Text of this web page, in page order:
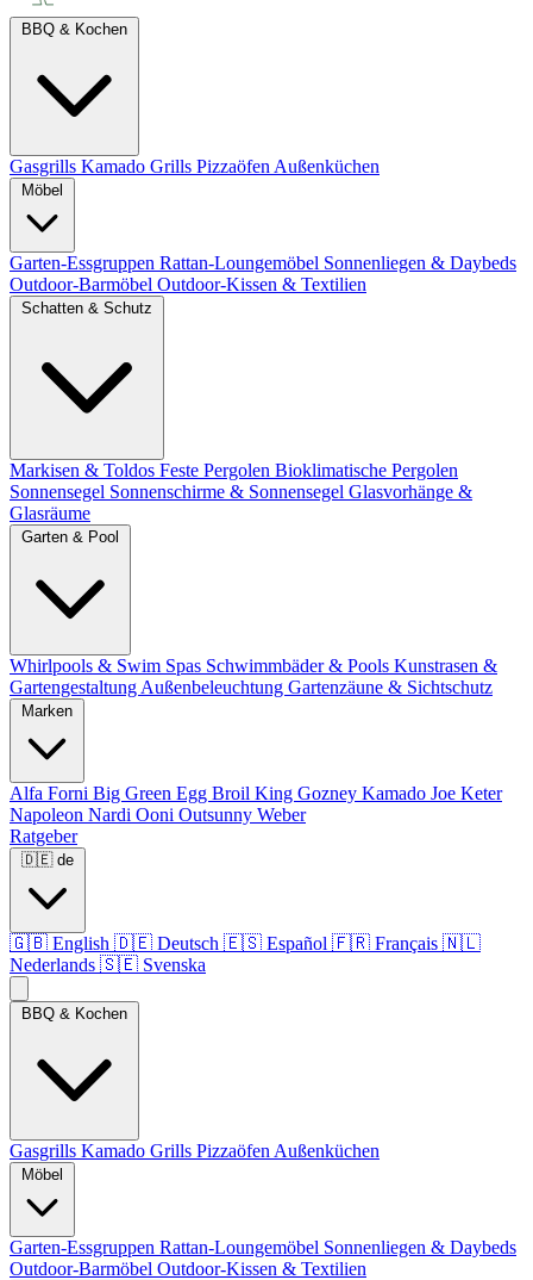
Gasgrills Kamado Grills Pizzaöfen Außenküchen
Garten-Essgruppen Rattan-Loungemöbel Sonnenliegen & Daybeds
Outdoor-Barmöbel Outdoor-Kissen & Textilien
Markisen & Toldos Feste Pergolen Bioklimatische Pergolen
Sonnensegel Sonnenschirme & Sonnensegel Glasvorhänge &
Glasräume
Whirlpools & Swim Spas Schwimmbäder & Pools Kunstrasen &
Gartengestaltung Außenbeleuchtung Gartenzäune & Sichtschutz
Alfa Forni Big Green Egg Broil King Gozney Kamado Joe Keter
Napoleon Nardi Ooni Outsunny Weber
Ratgeber
🇩🇪 de
🇬🇧 English 🇩🇪 Deutsch 🇪🇸 Español 🇫🇷 Français 🇳🇱
Nederlands 🇸🇪 Svenska
Gasgrills Kamado Grills Pizzaöfen Außenküchen
Garten-Essgruppen Rattan-Loungemöbel Sonnenliegen & Daybeds
Outdoor-Barmöbel Outdoor-Kissen & Textilien